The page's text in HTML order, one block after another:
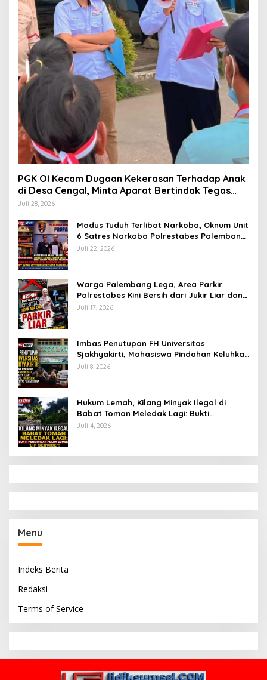
PGK OI Kecam Dugaan Kekerasan Terhadap Anak
di Desa Cengal, Minta Aparat Bertindak Tegas
Jika Terbukti
Juli 28, 2026
Modus Tuduh Terlibat Narkoba, Oknum Unit
6 Satres Narkoba Polrestabes Palembang
Diduga Peras Istri Korban Rp40 Juta, GPP
Juli 22, 2026
Warga Palembang Lega, Area Parkir
Polrestabes Kini Bersih dari Jukir Liar dan
Gratis
Juli 17, 2026
Imbas Penutupan FH Universitas
Sjakhyakirti, Mahasiswa Pindahan Keluhkan
Birokrasi Ruwet di Universitas Tamansiswa
Juli 8, 2026
Hukum Lemah, Kilang Minyak Ilegal di
Babat Toman Meledak Lagi: Bukti
Penertiban Polda Sumsel Hanya ‘Lip
Juli 4, 2026
Menu
Indeks Berita
Redaksi
Terms of Service